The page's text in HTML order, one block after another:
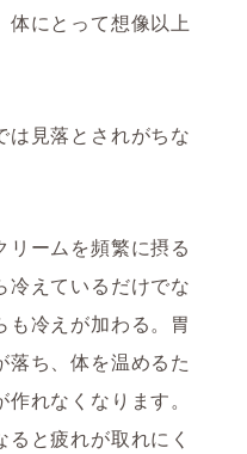
体にとって想像以上
は見落とされがちな
ームを頻繁に摂る
冷えているだけでな
も冷えが加わる。胃
ち、体を温めるた
れなくなります。
と疲れが取れにく